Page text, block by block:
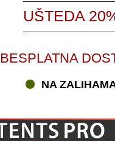
UŠTEDA
BESPLATNA
NA